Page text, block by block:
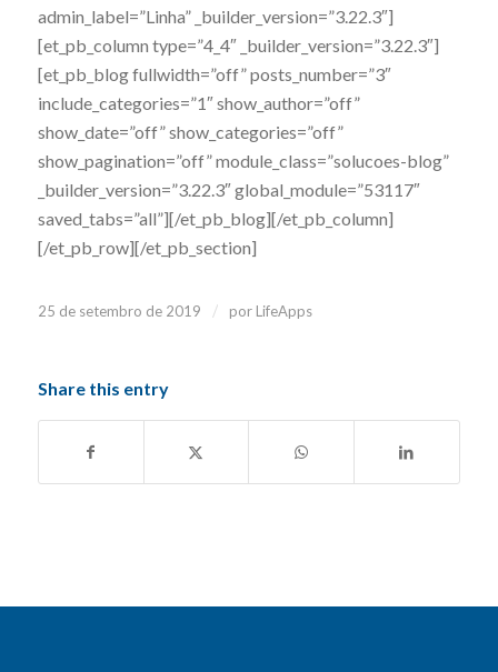
admin_label=”Linha” _builder_version=”3.22.3″]
[et_pb_column type=”4_4″ _builder_version=”3.22.3″]
[et_pb_blog fullwidth=”off” posts_number=”3″
include_categories=”1″ show_author=”off”
show_date=”off” show_categories=”off”
show_pagination=”off” module_class=”solucoes-blog”
_builder_version=”3.22.3″ global_module=”53117″
saved_tabs=”all”][/et_pb_blog][/et_pb_column]
[/et_pb_row][/et_pb_section]
25 de setembro de 2019 / por LifeApps
Share this entry